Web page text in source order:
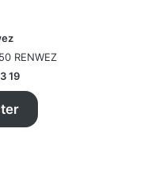
RENWEZ
19